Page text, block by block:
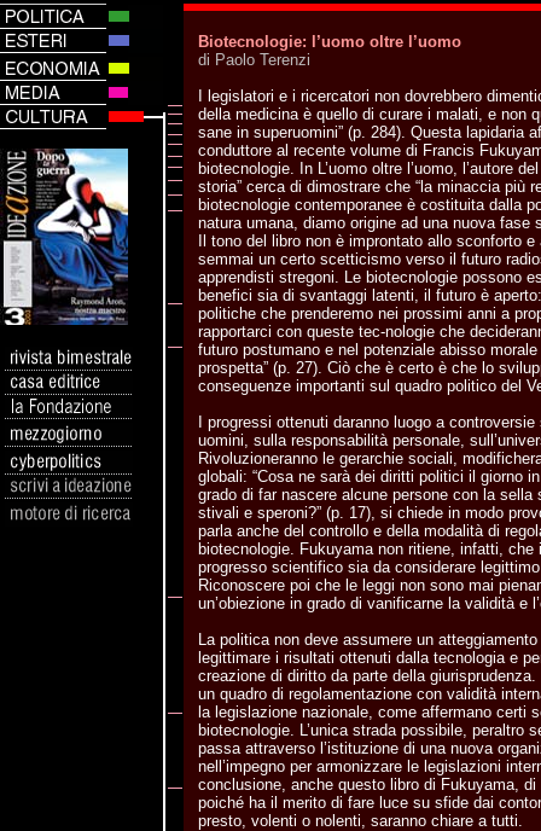
Biotecnologie: l’uomo oltre l’uomo
di Paolo Terenzi
I legislatori e i ricercatori non dovrebbero
della medicina è quello di curare i malati, e non
sane in superuomini” (p. 284). Questa lapidaria
conduttore al recente volume di Francis
biotecnologie. In L’uomo oltre l’uomo, l’autore
storia” cerca di dimostrare che “la minaccia più
biotecnologie contemporanee è costituita dalla
natura umana, diamo origine ad una nuova fase
Il tono del libro non è improntato allo sconforto
semmai un certo scetticismo verso il futuro
apprendisti stregoni. Le biotecnologie possono
benefici sia di svantaggi latenti, il futuro è
politiche che prenderemo nei prossimi anni a
rapportarci con queste tec-nologie che
futuro postumano e nel potenziale abisso
prospetta” (p. 27). Ciò che è certo è che lo
conseguenze importanti sul quadro politico del
I progressi ottenuti daranno luogo a
uomini, sulla responsabilità personale,
Rivoluzioneranno le gerarchie sociali,
globali: “Cosa ne sarà dei diritti politici il giorno
grado di far nascere alcune persone con la sella
stivali e speroni?” (p. 17), si chiede in modo
parla anche del controllo e della modalità di
biotecnologie. Fukuyama non ritiene, infatti, che
progresso scientifico sia da considerare
Riconoscere poi che le leggi non sono mai
un’obiezione in grado di vanificarne la validità e
La politica non deve assumere un
legittimare i risultati ottenuti dalla tecnologia e
creazione di diritto da parte della
un quadro di regolamentazione con validità
la legislazione nazionale, come affermano certi
biotecnologie. L’unica strada possibile, peraltro
passa attraverso l’istituzione di una nuova
nell’impegno per armonizzare le legislazioni
conclusione, anche questo libro di Fukuyama,
poiché ha il merito di fare luce su sfide dai
presto, volenti o nolenti, saranno chiare a tutti.